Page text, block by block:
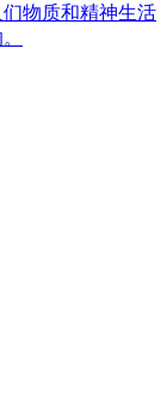
物质和精神生活